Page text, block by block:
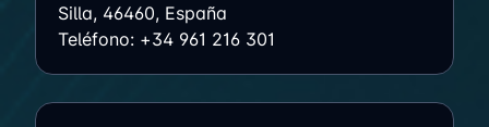
Silla, 46460, España
Teléfono: +34 961 216 301